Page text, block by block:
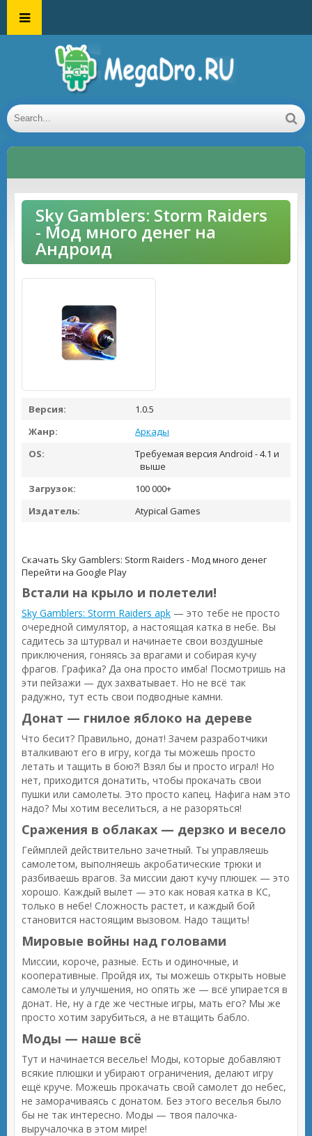
Sky Gamblers: Storm Raiders
- Мод много денег на
Андроид
Версия:
1.0.5
Жанр:
Аркады
OS:
Требуемая версия Android - 4.1 и
выше
Загрузок:
100 000+
Издатель:
Atypical Games
Скачать Sky Gamblers: Storm Raiders - Мод много денег
Перейти на Google Play
Встали на крыло и полетели!
Sky Gamblers: Storm Raiders apk — это тебе не просто
очередной симулятор, а настоящая катка в небе. Вы
садитесь за штурвал и начинаете свои воздушные
приключения, гоняясь за врагами и собирая кучу
фрагов. Графика? Да она просто имба! Посмотришь на
эти пейзажи — дух захватывает. Но не всё так
радужно, тут есть свои подводные камни.
Донат — гнилое яблоко на дереве
Что бесит? Правильно, донат! Зачем разработчики
вталкивают его в игру, когда ты можешь просто
летать и тащить в бою?! Взял бы и просто играл! Но
нет, приходится донатить, чтобы прокачать свои
пушки или самолеты. Это просто капец. Нафига нам это
надо? Мы хотим веселиться, а не разоряться!
Сражения в облаках — дерзко и весело
Геймплей действительно зачетный. Ты управляешь
самолетом, выполняешь акробатические трюки и
разбиваешь врагов. За миссии дают кучу плюшек — это
хорошо. Каждый вылет — это как новая катка в КС,
только в небе! Сложность растет, и каждый бой
становится настоящим вызовом. Надо тащить!
Мировые войны над головами
Миссии, короче, разные. Есть и одиночные, и
кооперативные. Пройдя их, ты можешь открыть новые
самолеты и улучшения, но опять же — всё упирается в
донат. Не, ну а где же честные игры, мать его? Мы же
просто хотим зарубиться, а не втащить бабло.
Моды — наше всё
Тут и начинается веселье! Моды, которые добавляют
всякие плюшки и убирают ограничения, делают игру
ещё круче. Можешь прокачать свой самолет до небес,
не заморачиваясь с донатом. Без этого веселья было
бы не так интересно. Моды — твоя палочка-
выручалочка в этом мире!